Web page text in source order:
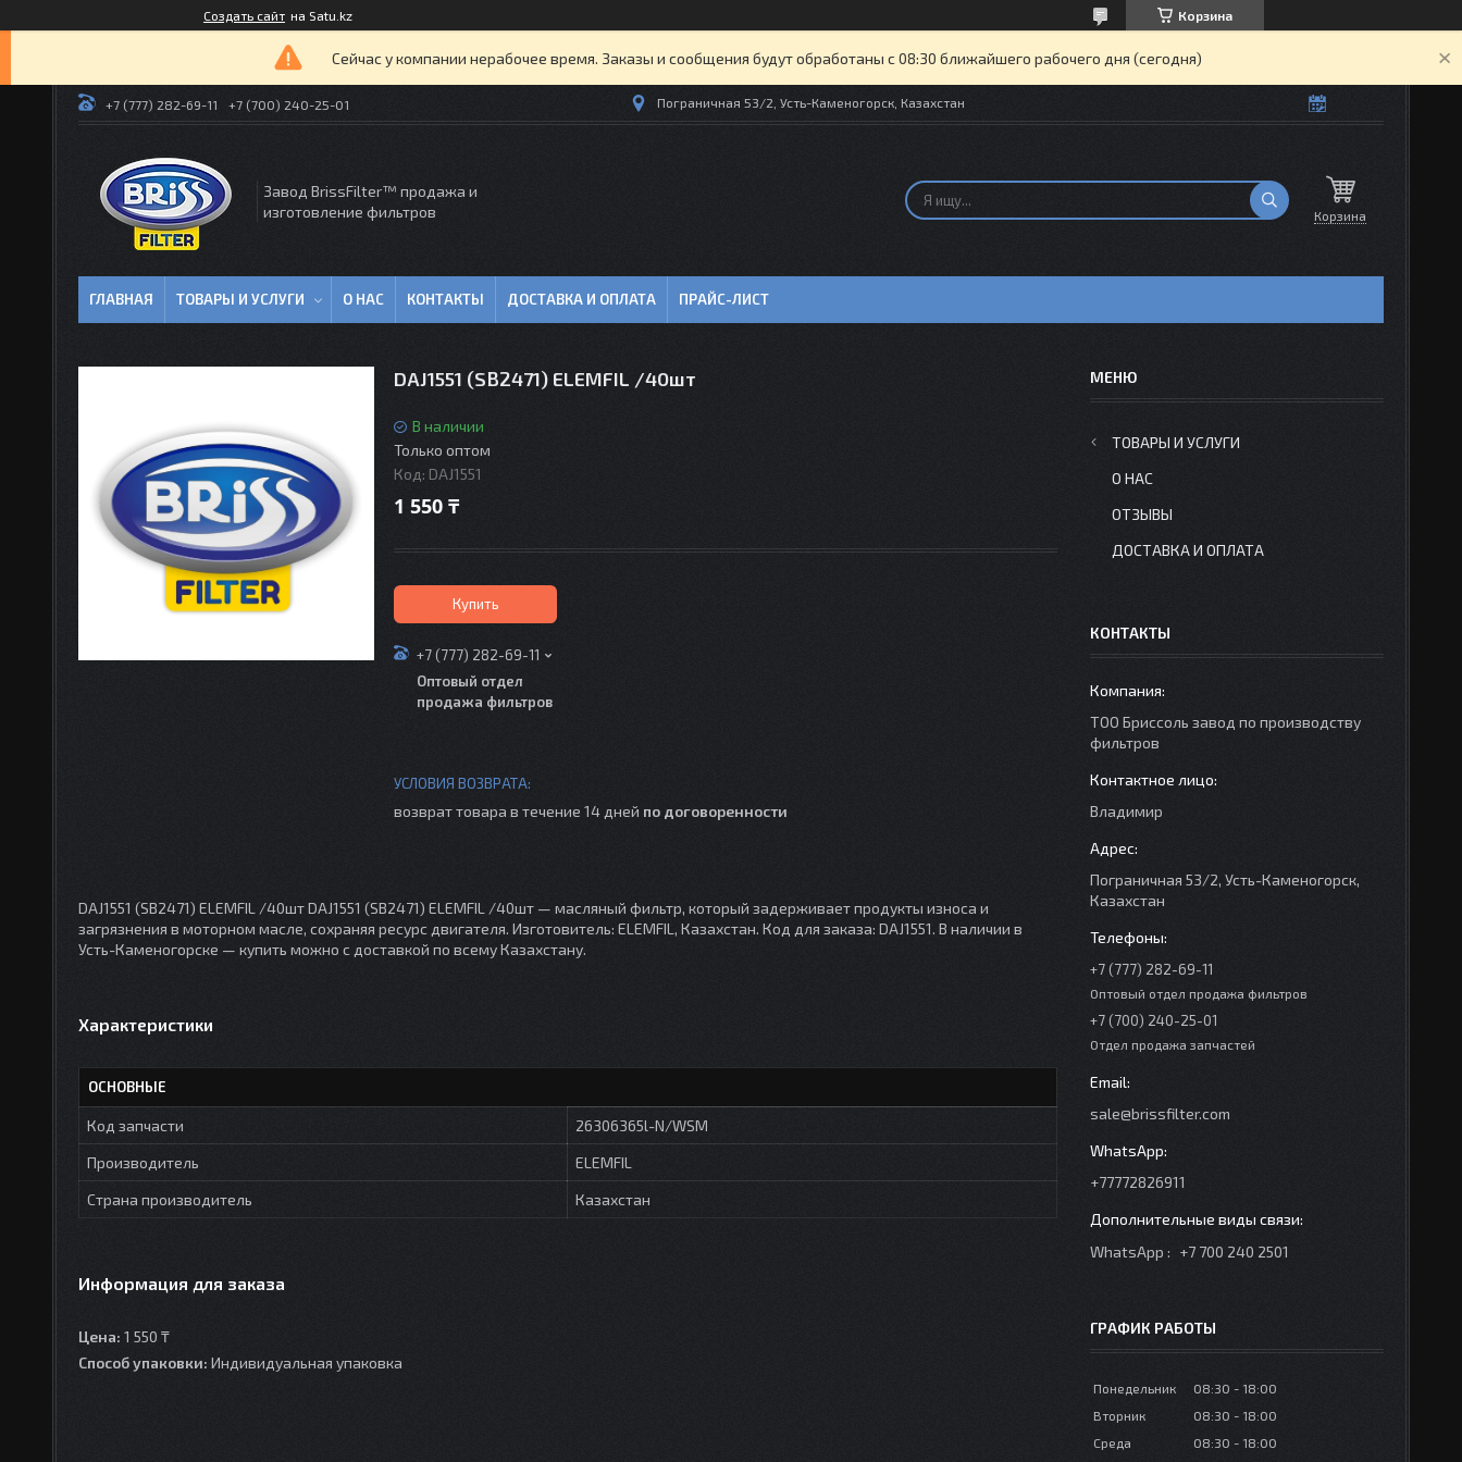
Создать сайт на Satu.kz Корзина
Сейчас у компании нерабочее время. Заказы и сообщения будут обработаны с 08:30 ближайшего рабочего дня (сегодня)
+7 (777) 282-69-11 +7 (700) 240-25-01 Пограничная 53/2, Усть-Каменогорск, Казахстан
Завод BrissFilter™ продажа и
изготовление фильтров
Корзина
ГЛАВНАЯ ТОВАРЫ И УСЛУГИ О НАС КОНТАКТЫ ДОСТАВКА И ОПЛАТА ПРАЙС-ЛИСТ
DAJ1551 (SB2471) ELEMFIL /40шт
В наличии
Только оптом
Код: DAJ1551
1 550 ₸
Купить
+7 (777) 282-69-11
Оптовый отдел
продажа фильтров
возврат товара в течение 14 дней по договоренности
DAJ1551 (SB2471) ELEMFIL /40шт DAJ1551 (SB2471) ELEMFIL /40шт — масляный фильтр, который задерживает продукты износа и
загрязнения в моторном масле, сохраняя ресурс двигателя. Изготовитель: ELEMFIL, Казахстан. Код для заказа: DAJ1551. В наличии в
Усть-Каменогорске — купить можно с доставкой по всему Казахстану.
Характеристики
ОСНОВНЫЕ
Код запчасти
26306365l-N/WSM
Производитель
ELEMFIL
Страна производитель
Казахстан
Информация для заказа
Цена: 1 550 ₸
Способ упаковки: Индивидуальная упаковка
ТОВАРЫ И УСЛУГИ
О НАС
ОТЗЫВЫ
ДОСТАВКА И ОПЛАТА
КОНТАКТЫ
ТОО Бриссоль завод по производству
фильтров
Владимир
Пограничная 53/2, Усть-Каменогорск,
Казахстан
+7 (777) 282-69-11
Оптовый отдел продажа фильтров
+7 (700) 240-25-01
Отдел продажа запчастей
sale@brissfilter.com
+77772826911
WhatsApp +7 700 240 2501
ГРАФИК РАБОТЫ
Понедельник 08:30
18:00
Вторник
08:30
18:00
Среда
08:30 18:00